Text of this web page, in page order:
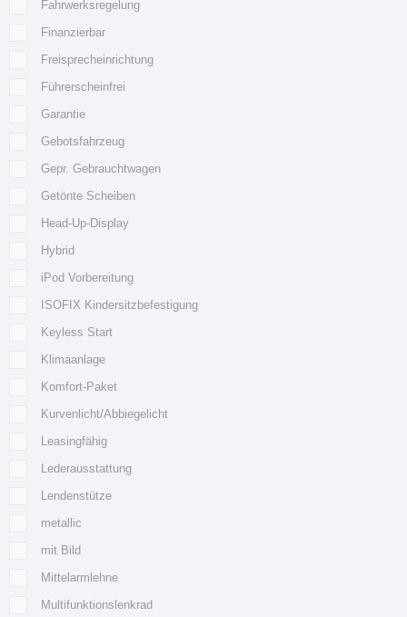
Fahrwerksregelung
Finanzierbar
Freisprecheinrichtung
Führerscheinfrei
Garantie
Gebotsfahrzeug
Gepr. Gebrauchtwagen
Getönte Scheiben
Head-Up-Display
Hybrid
iPod Vorbereitung
ISOFIX Kindersitzbefestigung
Keyless Start
Klimaanlage
Komfort-Paket
Kurvenlicht/Abbiegelicht
Leasingfähig
Lederausstattung
Lendenstütze
metallic
mit Bild
Mittelarmlehne
Multifunktionslenkrad